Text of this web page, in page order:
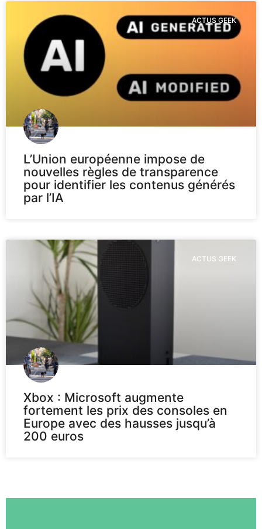
ACTUS GEEK
L’Union européenne impose de
nouvelles règles de transparence
pour identifier les contenus générés
par l’IA
ACTUS GEEK
Xbox : Microsoft augmente
fortement les prix des consoles en
Europe avec des hausses jusqu’à
200 euros